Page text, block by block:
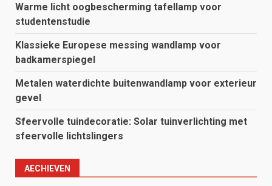
Warme licht oogbescherming tafellamp voor
studentenstudie
Klassieke Europese messing wandlamp voor
badkamerspiegel
Metalen waterdichte buitenwandlamp voor exterieur
gevel
Sfeervolle tuindecoratie: Solar tuinverlichting met
sfeervolle lichtslingers
AECHIEVEN